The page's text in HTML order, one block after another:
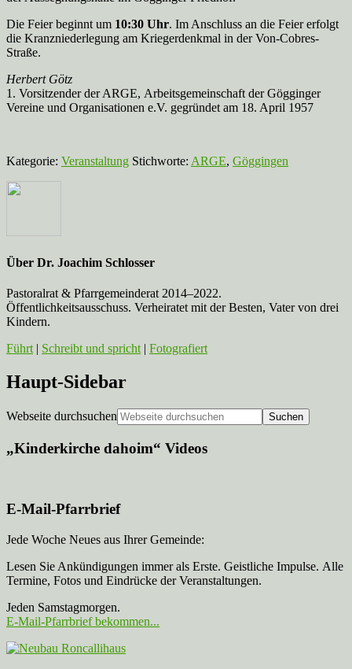
Die Feier beginnt um 10:30 Uhr. Im Anschluss an die Feier erfolgt
die Kranzniederlegung am Kriegerdenkmal in der Von-Cobres-
Straße.
Herbert Götz
1. Vorsitzender der ARGE, Arbeitsgemeinschaft der Gögginger
Vereine und Organisationen e.V. gegründet am 18. April 1957
Kategorie: Veranstaltung Stichworte: ARGE, Göggingen
Über Dr. Joachim Schlosser
Pastoralrat & Pfarrgemeinderat 2014–2022.
Öffentlichkeitsausschuss. Verheiratet mit der Besten, Vater von drei
Kindern.
Führt | Schreibt und spricht | Fotografiert
Haupt-Sidebar
Webseite durchsuchen
„Kinderkirche dahoim“ Videos
E-Mail-Pfarrbrief
Jede Woche Neues aus Ihrer Gemeinde:
Lesen Sie Ankündigungen immer als Erste. Geistliche Impulse. Alle
Termine, Fotos und Eindrücke der Veranstaltungen.
Jeden Samstagmorgen.
E-Mail-Pfarrbrief bekommen...